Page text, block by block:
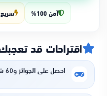
آمن 100% سريع
اقتراحات قد